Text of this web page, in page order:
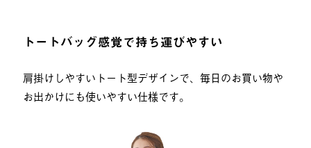
トートバッグ感覚で持ち運びやすい
肩掛けしやすいトート型デザインで、毎日のお買い物や
お出かけにも使いやすい仕様です。